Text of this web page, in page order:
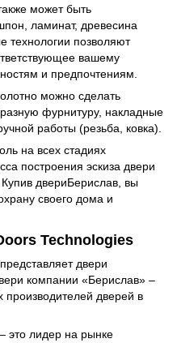
может быть
ламинат, древесина
технологии позволяют
вашему
и предпочтениям.
можно сделать
фурнитуру, накладные
работы (резьба, ковка).
на всех стадиях
построения эскиза двери
двериБерислав, вы
своего дома и
Technologies
двери
компании «Берислав» –
производителей дверей в
это лидер на рынке